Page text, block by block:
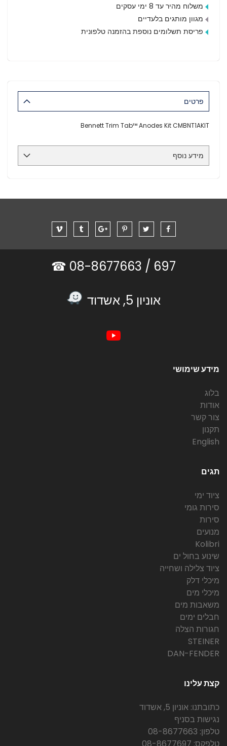
משלוח מהיר עד 8 ימי עסקים
מגוון מותגים בלעדיים
פריסת תשלומים נוספת בהזמנה טלפונית
פרטים
Bennett Trim Tab™ Anodes Kit CMBNT1AKIT
מידע נוסף
697 /
אוניון 5, אשדוד
מידע שימושי
בלוג
אודות
צור קשר
תקנון
English
תגים
ציוד ימי
סירות גומי
סירות
מנועים
Kolibri
שינוע בחול ים
ציוד צלילה ושחייה
מיכלי דלק
מיכלי מים
משאבות מים
חבלים ימים
חגורות הצלה
STEINER
DAN-FENDER
קצת עלינו
כתובתנו: אוניון 5, אשדוד
נגישות בסניף
טלפון: 08-8677663
טלפקס: 08-8677697